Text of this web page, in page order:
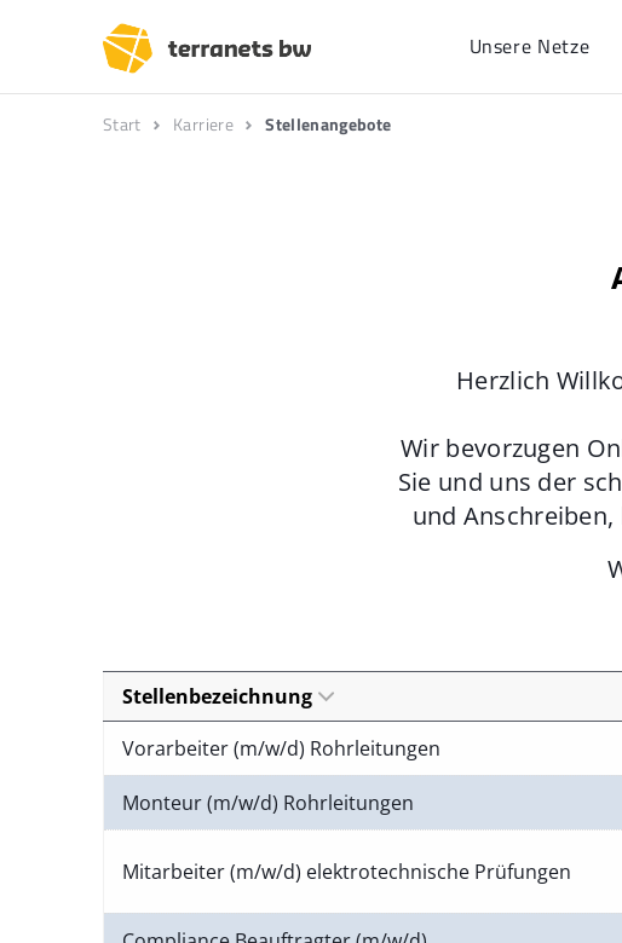
Unsere Netze
Start Karriere Stellenangebote
Herzlich
Wir bevorzugen
Sie und uns der
und
Stellenbezeichnung
Vorarbeiter (m/w/d) Rohrleitungen
Monteur (m/w/d) Rohrleitungen
Mitarbeiter (m/w/d) elektrotechnische Prüfungen